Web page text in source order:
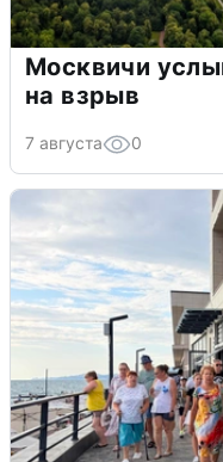
Москвичи
на взрыв
7 августа 0